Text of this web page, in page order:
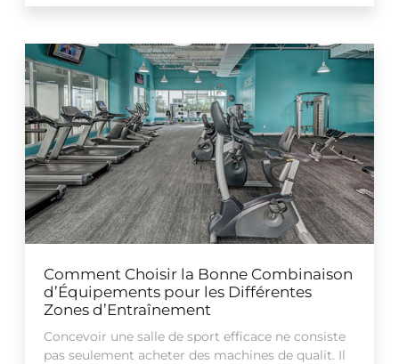
Comment Choisir la Bonne Combinaison
d’Équipements pour les Différentes
Zones d’Entraînement
Concevoir une salle de sport efficace ne consiste
pas seulement acheter des machines de qualit. Il